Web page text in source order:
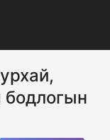
бодлогын